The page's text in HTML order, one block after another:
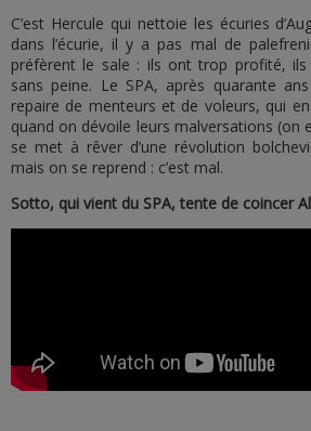
C’est Hercule qui nettoie les écuries
dans l’écurie, il y a pas mal de
préfèrent le sale : ils ont trop profité,
sans peine. Le SPA, après quarante
repaire de menteurs et de voleurs, qui
quand on dévoile leurs malversations (on
se met à rêver d’une révolution
mais on se reprend : c’est mal.
Sotto, qui vient du SPA, tente de coincer